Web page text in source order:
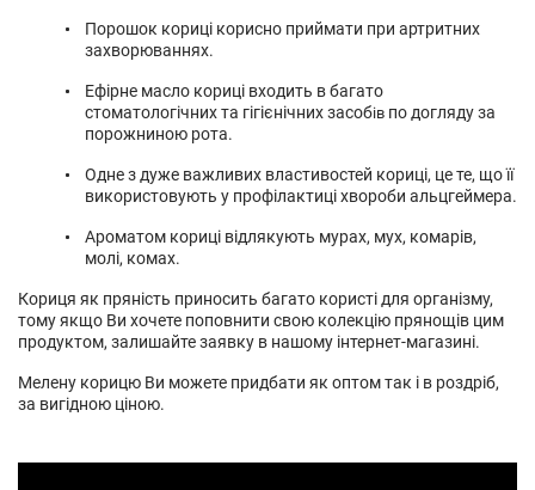
Порошок кориці корисно приймати при артритних
захворюваннях.
Ефірне масло кориці входить в багато
стоматологічних та гігієнічних засобів по догляду за
порожниною рота.
Одне з дуже важливих властивостей кориці, це те, що її
використовують у профілактиці хвороби альцгеймера.
Ароматом кориці відлякують мурах, мух, комарів,
молі, комах.
Кориця як пряність приносить багато користі для організму,
тому якщо Ви хочете поповнити свою колекцію прянощів цим
продуктом, залишайте заявку в нашому інтернет-магазині.
Мелену корицю Ви можете придбати як оптом так і в роздріб,
за вигідною ціною.